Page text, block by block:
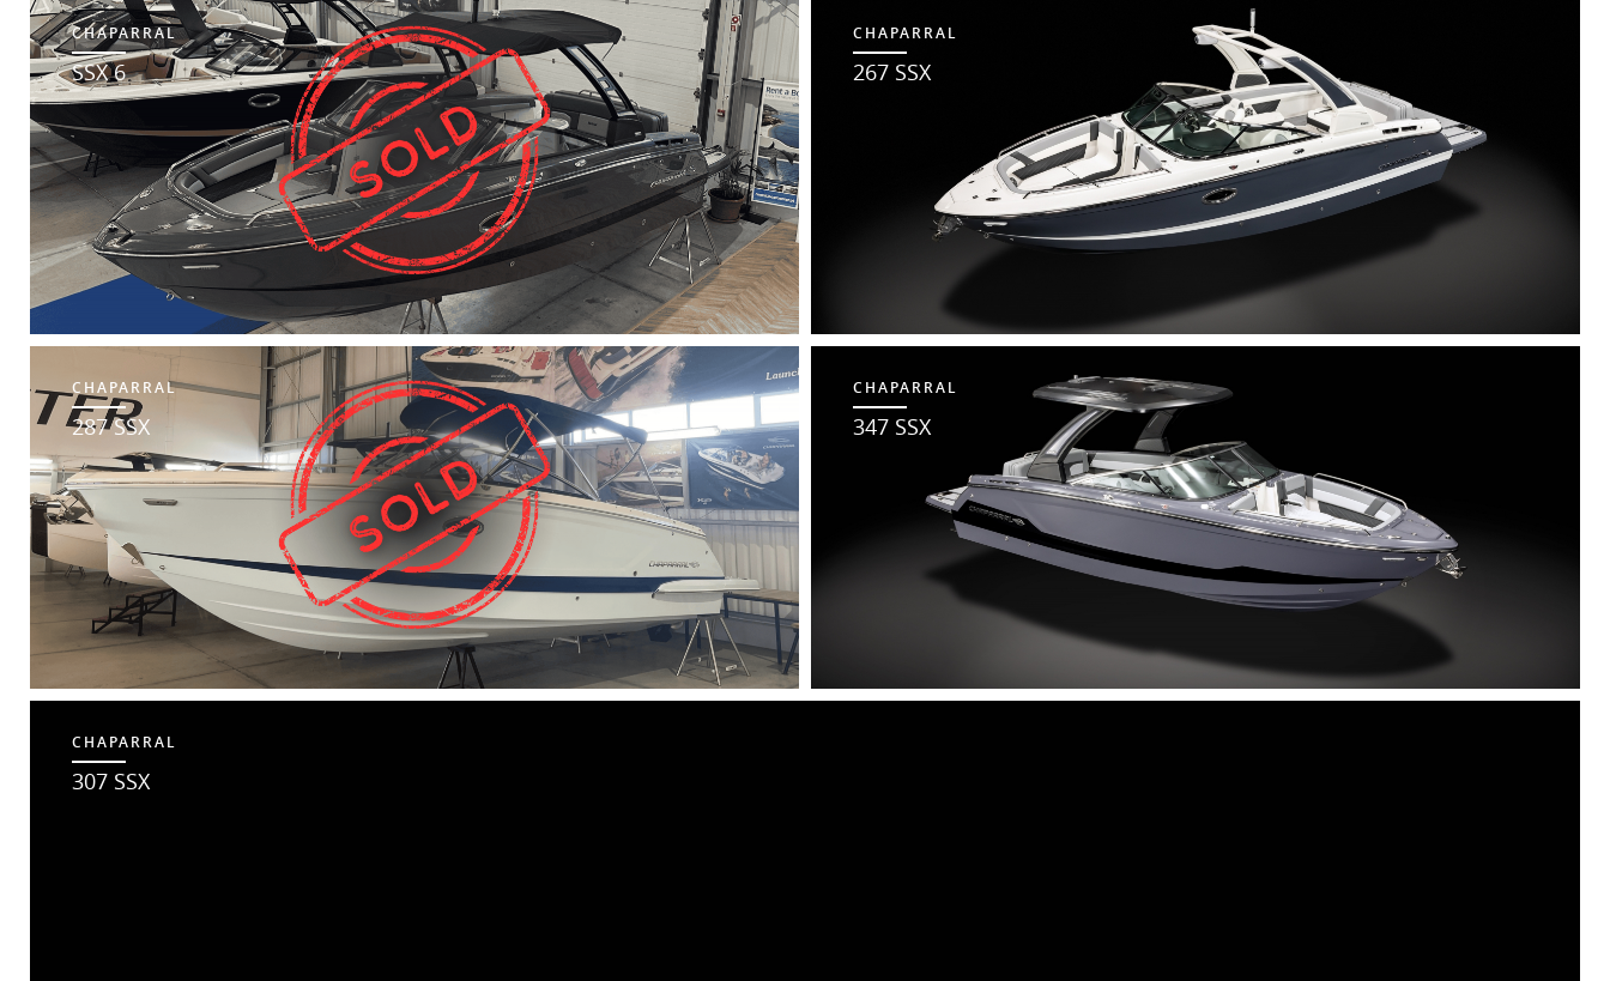
CHAPARRAL
SSX 6
CHAPARRAL
267 SSX
CHAPARRAL
287 SSX
CHAPARRAL
347 SSX
CHAPARRAL
307 SSX